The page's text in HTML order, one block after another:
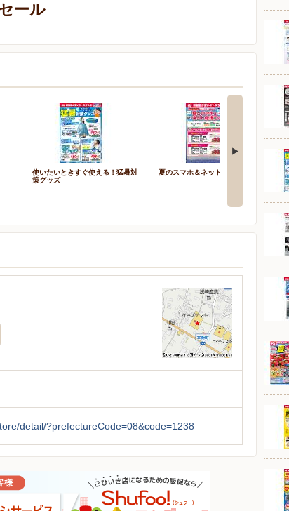
ール
使いたいときすぐ使える！猛暑対
策グッズ
夏のスマホ＆ネット応援フェア
detail/?prefectureCode=08&code=1238